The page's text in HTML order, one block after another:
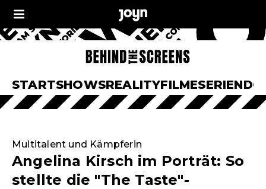
STARTSHOWSREALITYFILMESERIEN
Multitalent und Kämpferin
Angelina Kirsch im Porträt: So
stellte die "The Taste"-